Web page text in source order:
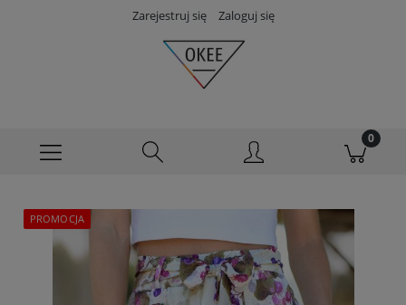
Zarejestruj się Zaloguj się
PROMOCJA